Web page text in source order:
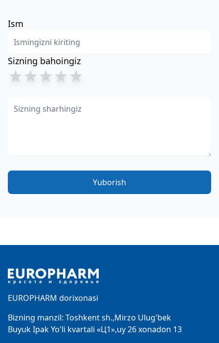
Ism
Sizning bahoingiz
★★★★★
Yuborish
EUROPHARM dorixonasi
Bizning manzil: Toshkent sh.,Mirzo Ulug'bek
Buyuk Ipak Yo'li kvartali «Ц1»,uy 26 xonadon 13